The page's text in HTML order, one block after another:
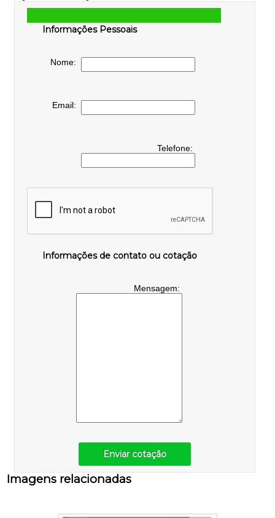
Informações Pessoais
Nome:
Email:
Telefone:
Informações de contato ou cotação
Mensagem:
Enviar cotação
Imagens relacionadas